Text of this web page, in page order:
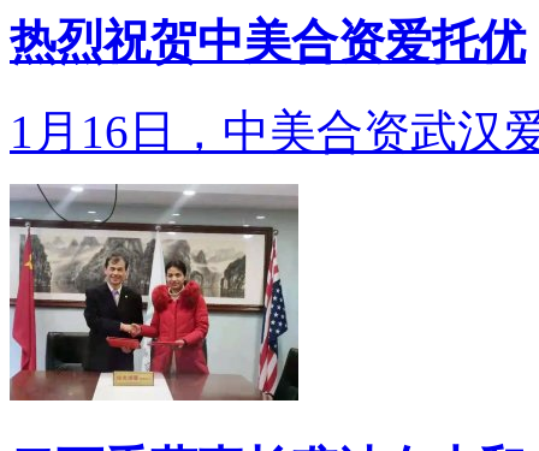
热烈祝贺中美合资爱托优
1月16日，中美合资武汉